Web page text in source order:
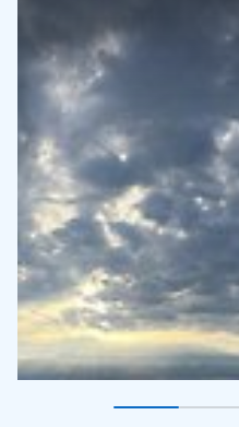
Gå till bildkort
Gå